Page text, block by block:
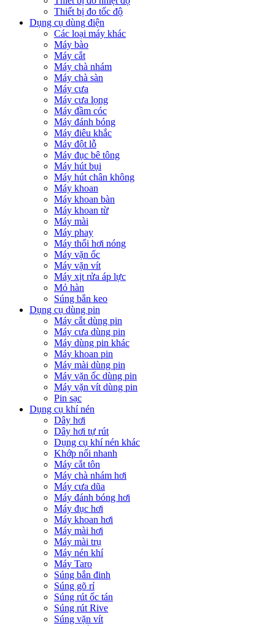
Thiết bị đo tốc độ
Dụng cụ dùng điện
Các loại máy khác
Máy bào
Máy cắt
Máy chà nhám
Máy chà sàn
Máy cưa
Máy cưa lọng
Máy đầm cóc
Máy đánh bóng
Máy điêu khắc
Máy đột lỗ
Máy đục bê tông
Máy hút bụi
Máy hút chân không
Máy khoan
Máy khoan bàn
Máy khoan từ
Máy mài
Máy phay
Máy thổi hơi nóng
Máy vặn ốc
Máy vặn vít
Máy xịt rửa áp lực
Mỏ hàn
Súng bắn keo
Dụng cụ dùng pin
Máy cắt dùng pin
Máy cưa dùng pin
Máy dùng pin khác
Máy khoan pin
Máy mài dùng pin
Máy vặn ốc dùng pin
Máy vặn vít dùng pin
Pin sạc
Dụng cụ khí nén
Dây hơi
Dây hơi tự rút
Dụng cụ khí nén khác
Khớp nối nhanh
Máy cắt tôn
Máy chà nhám hơi
Máy cưa dũa
Máy đánh bóng hơi
Máy đục hơi
Máy khoan hơi
Máy mài hơi
Máy mài trụ
Máy nén khí
Máy Taro
Súng bắn đinh
Súng gõ rỉ
Súng rút ốc tán
Súng rút Rive
Súng vặn vít